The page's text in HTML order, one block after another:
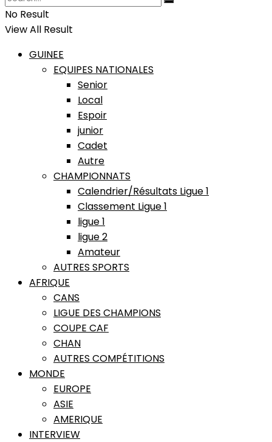
No Result
View All Result
GUINEE
EQUIPES NATIONALES
Senior
Local
Espoir
junior
Cadet
Autre
CHAMPIONNATS
Calendrier/Résultats Ligue 1
Classement Ligue 1
ligue 1
ligue 2
Amateur
AUTRES SPORTS
AFRIQUE
CANS
LIGUE DES CHAMPIONS
COUPE CAF
CHAN
AUTRES COMPÉTITIONS
MONDE
EUROPE
ASIE
AMERIQUE
INTERVIEW